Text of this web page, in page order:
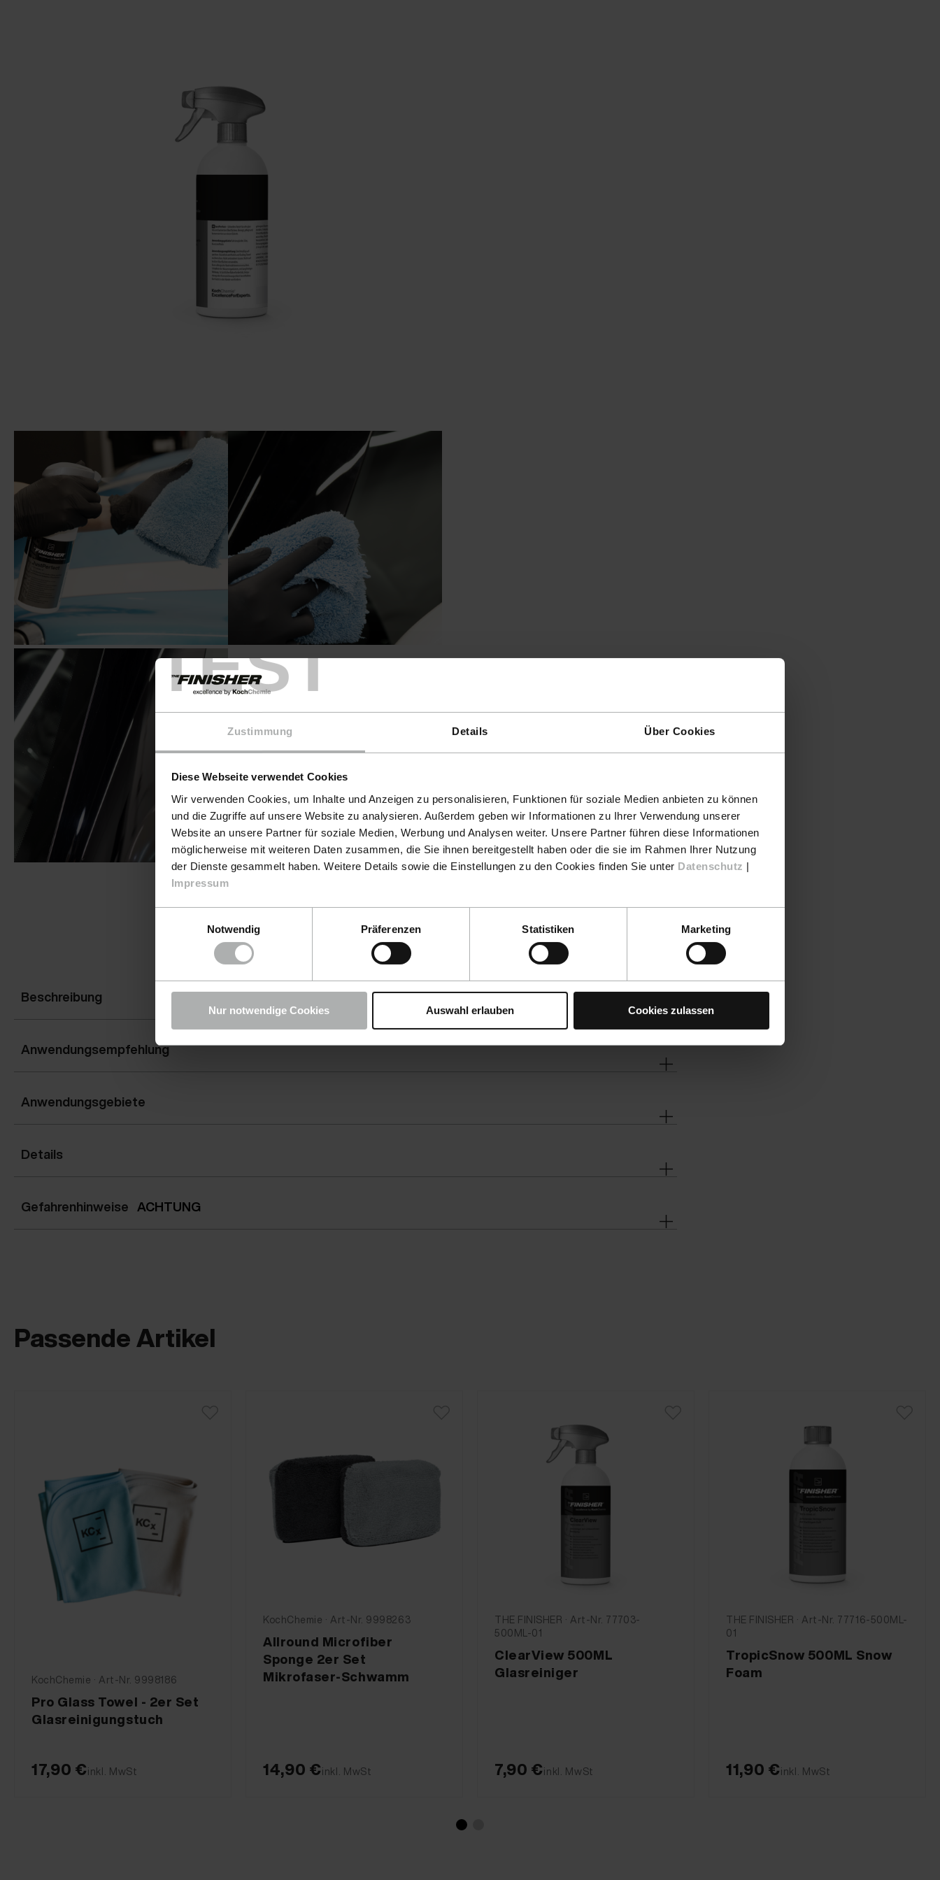
TEST
Zustimmung Details Über Cookies
Diese Webseite verwendet Cookies
Wir verwenden Cookies, um Inhalte und Anzeigen zu personalisieren, Funktionen für soziale Medien anbieten zu können
und die Zugriffe auf unsere Website zu analysieren. Außerdem geben wir Informationen zu Ihrer Verwendung unserer
Website an unsere Partner für soziale Medien, Werbung und Analysen weiter. Unsere Partner führen diese Informationen
möglicherweise mit weiteren Daten zusammen, die Sie ihnen bereitgestellt haben oder die sie im Rahmen Ihrer Nutzung
der Dienste gesammelt haben. Weitere Details sowie die Einstellungen zu den Cookies finden Sie unter Datenschutz |
Impressum
Notwendig
Präferenzen Statistiken Marketing
Nur notwendige Cookies Auswahl erlauben Cookies zulassen
Sie müssen die Cookies akzeptieren, um
Consent-Einstellungen
Beschreibung
Anwendungsempfehlung
Anwendungsgebiete
Details
Gefahrenhinweise ACHTUNG
Passende Artikel
KochChemie · Art-Nr. 9998186
Pro Glass Towel - 2er Set
Glasreinigungstuch
17,90 €inkl. MwSt
KochChemie · Art-Nr. 9998263
Allround Microfiber
Sponge 2er Set
Mikrofaser-Schwamm
14,90 €inkl. MwSt
THE FINISHER · Art-Nr. 77703-
500ML-01
ClearView 500ML
Glasreiniger
7,90 €inkl. MwSt
THE FINISHER · Art-Nr. 77716-500ML-
01
TropicSnow 500ML Snow
Foam
11,90 €inkl. MwSt